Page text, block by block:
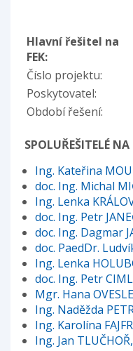
Hlavní řešitel na
FEK:
Číslo projektu:
Poskytovatel:
Období řešení:
SPOLUŘEŠITELÉ NA
Ing. Kateřina
doc. Ing. Michal
Ing. Lenka
doc. Ing. Petr
doc. Ing. Dagmar
doc. PaedDr.
Ing. Lenka
doc. Ing. Petr
Mgr. Hana
Ing. Naděžda
Ing. Karolína
Ing. Jan